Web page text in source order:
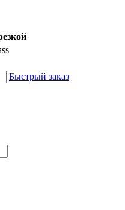
Быстрый заказ